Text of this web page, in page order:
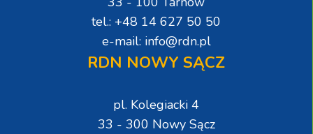
tel.: +48 14 627 50 50
e-mail: info@rdn.pl
RDN NOWY SĄCZ
pl. Kolegiacki 4
33 - 300 Nowy Sącz